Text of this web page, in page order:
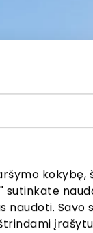
kokybę,
sutinkate
naudoti.
ne ilgiau kaip